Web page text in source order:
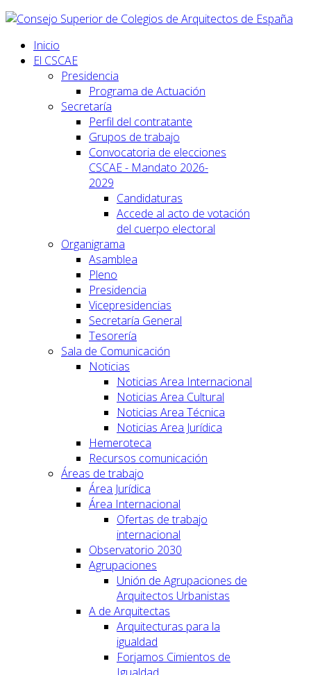
Inicio
El CSCAE
Presidencia
Programa de Actuación
Secretaría
Perfil del contratante
Grupos de trabajo
Convocatoria de elecciones
CSCAE - Mandato 2026-
2029
Candidaturas
Accede al acto de votación
del cuerpo electoral
Organigrama
Asamblea
Pleno
Presidencia
Vicepresidencias
Secretaría General
Tesorería
Sala de Comunicación
Noticias
Noticias Area Internacional
Noticias Area Cultural
Noticias Area Técnica
Noticias Area Jurídica
Hemeroteca
Recursos comunicación
Áreas de trabajo
Área Jurídica
Área Internacional
Ofertas de trabajo
internacional
Observatorio 2030
Agrupaciones
Unión de Agrupaciones de
Arquitectos Urbanistas
A de Arquitectas
Arquitecturas para la
igualdad
Forjamos Cimientos de